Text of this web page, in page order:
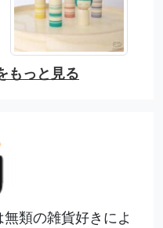
もっと見る
類の雑貨好きによ